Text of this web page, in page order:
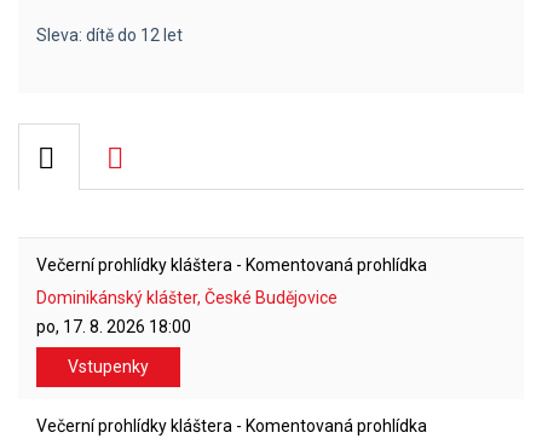
Sleva: dítě do 12 let
Večerní prohlídky kláštera - Komentovaná prohlídka
Dominikánský klášter, České Budějovice
po, 17. 8. 2026 18:00
Vstupenky
Večerní prohlídky kláštera - Komentovaná prohlídka